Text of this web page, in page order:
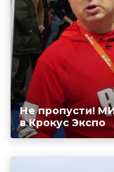
Не пропусти!
в Крокус Экспо